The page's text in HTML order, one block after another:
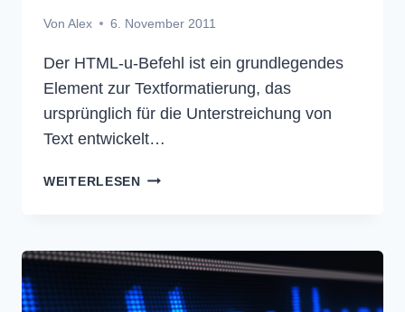
Von Alex 6. November 2011
Der HTML-u-Befehl ist ein grundlegendes
Element zur Textformatierung, das
ursprünglich für die Unterstreichung von
Text entwickelt…
WEITERLESEN U